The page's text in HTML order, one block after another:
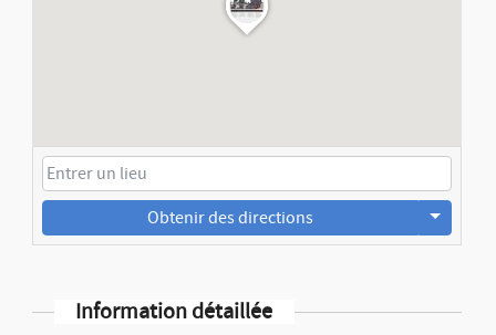
Obtenir des directions
Information détaillée